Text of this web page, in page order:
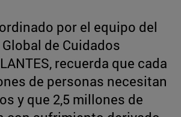
por el equipo del
de Cuidados
recuerda que cada
de personas necesitan
y que 2,5 millones de